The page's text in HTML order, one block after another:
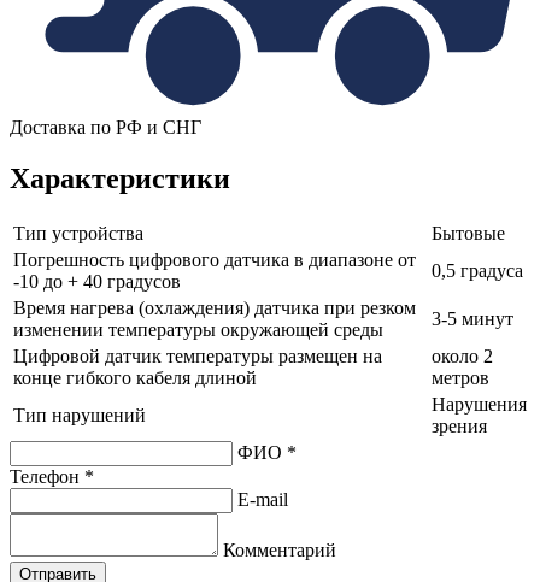
Доставка по РФ и СНГ
Характеристики
Тип устройства
Бытовые
Погрешность цифрового датчика в диапазоне от
-10 до + 40 градусов
0,5 градуса
Время нагрева (охлаждения) датчика при резком
изменении температуры окружающей среды
3-5 минут
Цифровой датчик температуры размещен на
конце гибкого кабеля длиной
около 2
метров
Тип нарушений
Нарушения
зрения
ФИО *
Телефон *
E-mail
Комментарий
Отправить